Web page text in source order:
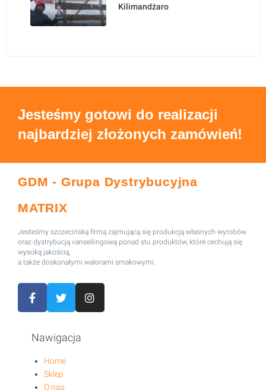
Kilimandżaro
Jesteśmy gotowi do realizacji
najbardziej złożonych zamówień!
GDM - Grupa Dystrybucyjna
MATRIX
Jesteśmy szczecińską firmą zajmującą się produkcją własnych wyrobów
oraz dystrybucją vansellingową ponad stu produktów, które cechują się
wysoką jakością,
a także doskonałymi walorami smakowymi.
Nawigacja
Home
Sklep
O nas